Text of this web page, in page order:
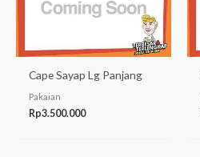
Cape Sayap Lg Panjang
Pakaian
Rp3.500.000